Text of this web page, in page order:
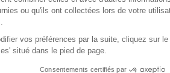
Formation